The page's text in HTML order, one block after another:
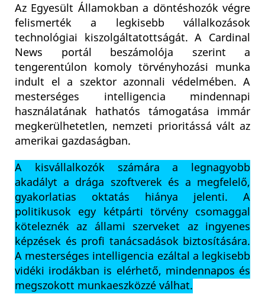
Az Egyesült Államokban a döntéshozók végre
felismerték a legkisebb vállalkozások
technológiai kiszolgáltatottságát. A Cardinal
News portál beszámolója szerint a
tengerentúlon komoly törvényhozási munka
indult el a szektor azonnali védelmében. A
mesterséges intelligencia mindennapi
használatának hathatós támogatása immár
megkerülhetetlen, nemzeti prioritássá vált az
amerikai gazdaságban.
A kisvállalkozók számára a legnagyobb
akadályt a drága szoftverek és a megfelelő,
gyakorlatias oktatás hiánya jelenti. A
politikusok egy kétpárti törvény csomaggal
köteleznék az állami szerveket az ingyenes
képzések és profi tanácsadások biztosítására.
A mesterséges intelligencia ezáltal a legkisebb
vidéki irodákban is elérhető, mindennapos és
megszokott munkaeszközzé válhat.